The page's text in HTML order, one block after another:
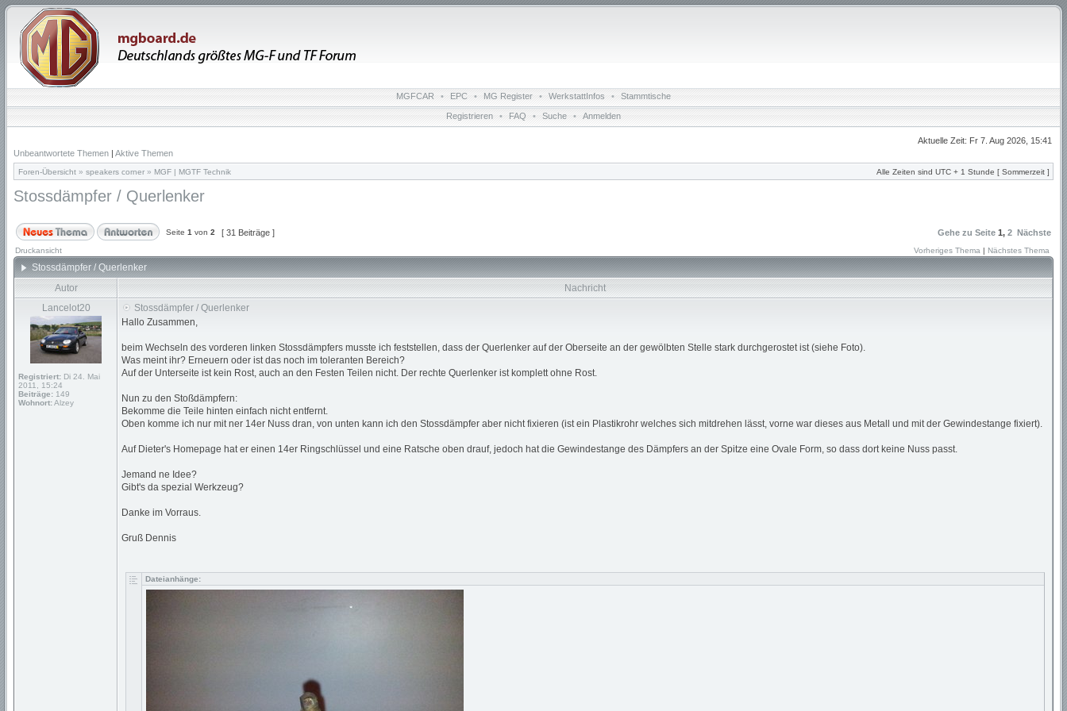
MGFCAR • EPC • MG Register • WerkstattInfos • Stammtische
Registrieren • FAQ • Suche • Anmelden
Aktuelle Zeit: Fr 7. Aug 2026, 15:41
Unbeantwortete Themen | Aktive Themen
Foren-Übersicht » speakers corner » MGF | MGTF Technik Alle Zeiten sind UTC + 1 Stunde [ Sommerzeit ]
Stossdämpfer / Querlenker
Seite 1 von 2 [ 31 Beiträge ] Gehe zu Seite 1, 2 Nächste
Druckansicht Vorheriges Thema | Nächstes Thema
Stossdämpfer / Querlenker
Autor
Nachricht
Lancelot20
Registriert: Di 24. Mai
2011, 15:24
Beiträge: 149
Wohnort:Alzey
Stossdämpfer / Querlenker
Hallo Zusammen,
beim Wechseln des vorderen linken Stossdämpfers musste ich feststellen, dass der Querlenker auf der Oberseite an der gewölbten Stelle stark durchgerostet ist (siehe Foto).
Was meint ihr? Erneuern oder ist das noch im toleranten Bereich?
Auf der Unterseite ist kein Rost, auch an den Festen Teilen nicht. Der rechte Querlenker ist komplett ohne Rost.
Nun zu den Stoßdämpfern:
Bekomme die Teile hinten einfach nicht entfernt.
Oben komme ich nur mit ner 14er Nuss dran, von unten kann ich den Stossdämpfer aber nicht fixieren (ist ein Plastikrohr welches sich mitdrehen lässt, vorne war dieses aus Metall und mit der Gewindestange fixiert).
Auf Dieter's Homepage hat er einen 14er Ringschlüssel und eine Ratsche oben drauf, jedoch hat die Gewindestange des Dämpfers an der Spitze eine Ovale Form, so dass dort keine Nuss passt.
Jemand ne Idee?
Gibt's da spezial Werkzeug?
Danke im Vorraus.
Gruß Dennis
Dateianhänge: